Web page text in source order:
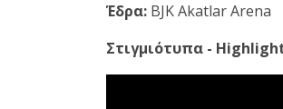
Έδρα: BJK Akatlar Arena
Στιγμιότυπα -